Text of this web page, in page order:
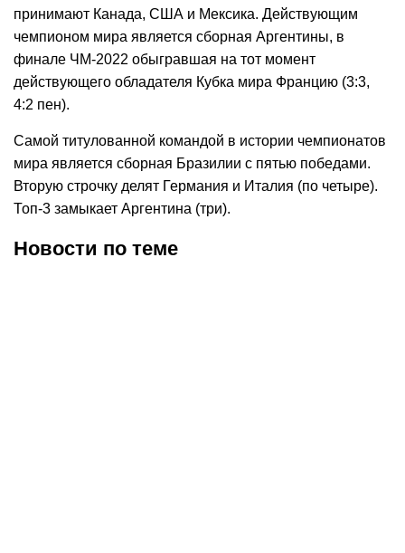
принимают Канада, США и Мексика. Действующим
чемпионом мира является сборная Аргентины, в
финале ЧМ-2022 обыгравшая на тот момент
действующего обладателя Кубка мира Францию (3:3,
4:2 пен).
Самой титулованной командой в истории чемпионатов
мира является сборная Бразилии с пятью победами.
Вторую строчку делят Германия и Италия (по четыре).
Топ-3 замыкает Аргентина (три).
Новости по теме